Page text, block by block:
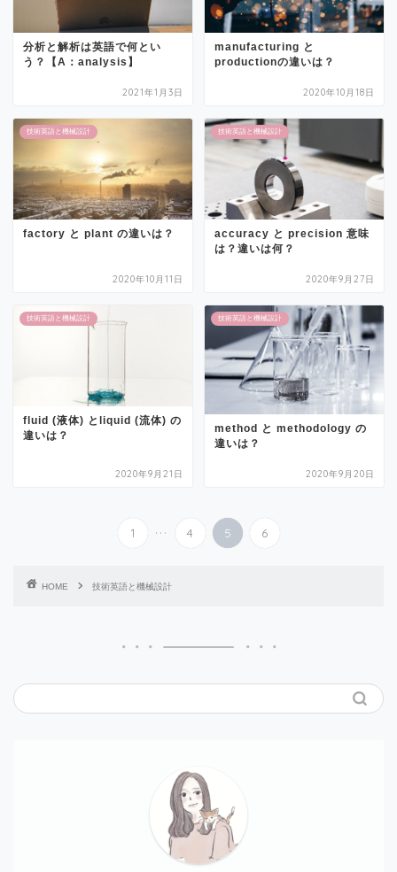
分析と解析は英語で何とい
う？【A：analysis】
2021年1月3日
manufacturing と
productionの違いは？
2020年10月18日
技術英語と機械設計
factory と plant の違いは？
2020年10月11日
技術英語と機械設計
accuracy と precision 意味
は？違いは何？
2020年9月27日
技術英語と機械設計
fluid (液体) とliquid (流体) の
違いは？
2020年9月21日
技術英語と機械設計
method と methodology の
違いは？
2020年9月20日
1 ... 4 5 6
HOME 技術英語と機械設計